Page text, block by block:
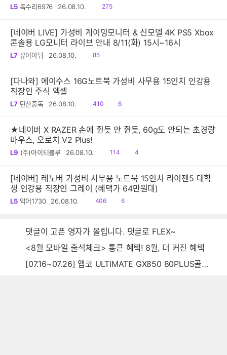
L5 독수리6976 26.08.10.
읽
275
[네이버 LIVE] 가성비 게이밍모니터 & 신모델 4K PS5 Xbox
콘솔용 LG모니터 라이브 안내 8/11(화) 15시~16시
L7 유어아뒤 26.08.10.
읽
85
[다나와] 에이수스 16G노트북 가성비 사무용 15인치 인강용
직장인 주식 엑셀
L7 탄산중독 26.08.10.
읽
410
공
6
★네이버 X RAZER 손에 쥔듯 안 쥔듯, 60g도 안되는 초경량
마우스, 오로치 V2 Plus!
L9 (주)아이티블루 26.08.10.
읽
114
공
4
[네이버] 레노버 가성비 사무용 노트북 15인치 라이젠5 대학
생 인강용 직장인 그레이 (혜택가 64만원대)
L5 악어1730 26.08.10.
읽
406
공
6
댓글이 고픈 영자가 올립니다. 댓글로 FLEX~
<8월 모바일 출석체크> 통큰 혜택! 8월, 더 커진 혜택
[07.16~07.26] 앱코 ULTIMATE GX850 80PLUS골드 풀모듈러 ATX3.0 블랙